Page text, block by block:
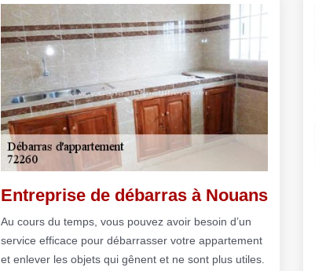
Entreprise de débarras à Nouans
Au cours du temps, vous pouvez avoir besoin d’un
service efficace pour débarrasser votre appartement
et enlever les objets qui gênent et ne sont plus utiles.